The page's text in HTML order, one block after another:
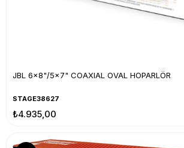
JBL 6x8"/5x7" COAXIAL OVAL HOPARLÖR
STAGE38627
₺4.935,00